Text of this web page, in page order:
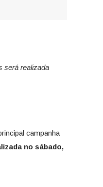
será realizada
campanha
no sábado,